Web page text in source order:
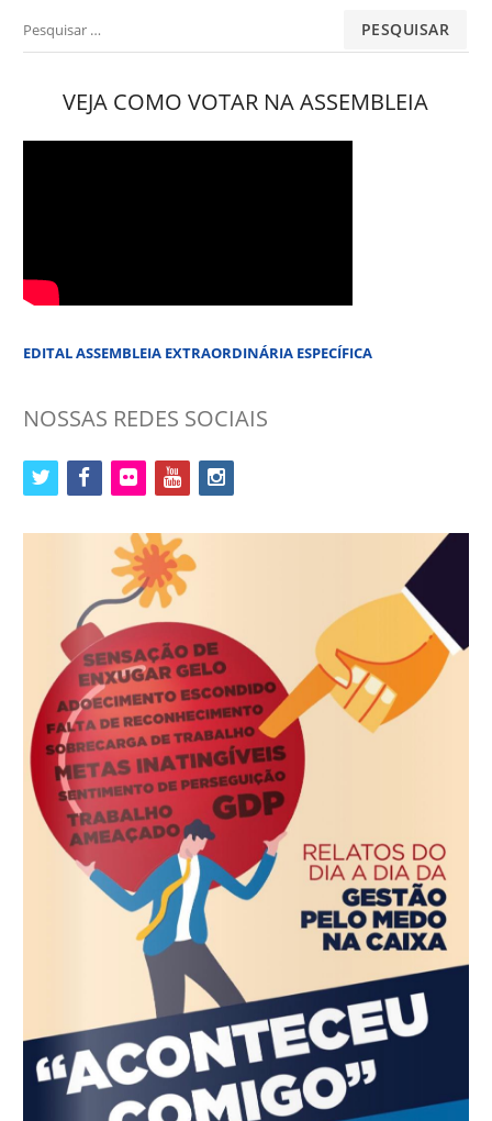
Pesquisar
VEJA COMO VOTAR NA ASSEMBLEIA
EDITAL ASSEMBLEIA EXTRAORDINÁRIA ESPECÍFICA
NOSSAS REDES SOCIAIS
twitter facebookflickr youtubeinstagram